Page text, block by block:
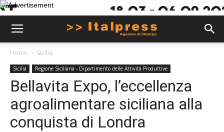
Home Sicilia
Sicilia Regione Siciliana - Dipartimento delle Attività Produttive
Bellavita Expo, l’eccellenza
agroalimentare siciliana alla
conquista di Londra